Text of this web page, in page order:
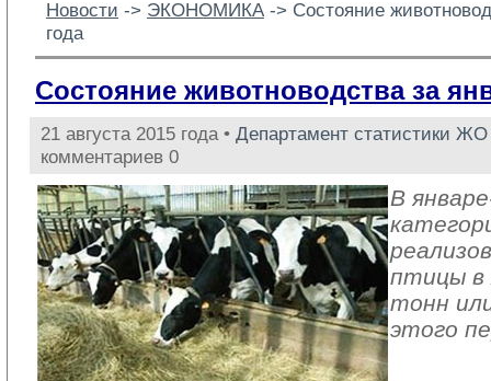
Новости -> ЭКОНОМИКА -> Состояние
года
Состояние животноводства за
21 августа 2015 года • Департамент статистики ЖО
комментариев 0
В
птицы в
тонн
этого